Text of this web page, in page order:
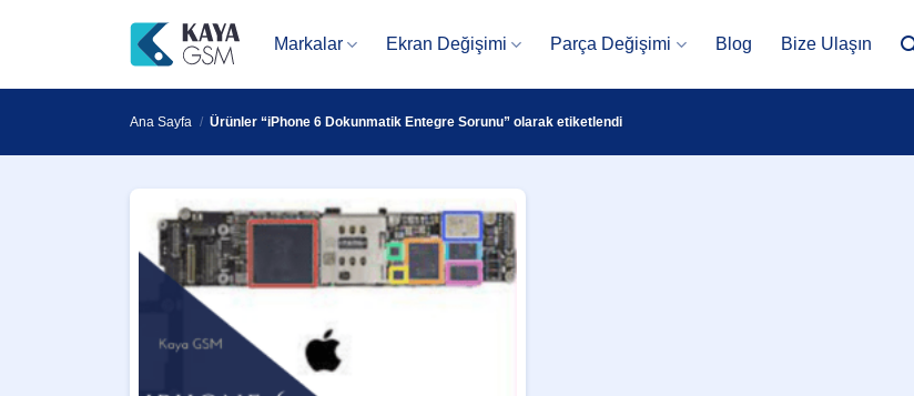
Markalar Ekran Değişimi Parça Değişimi Blog Bize Ulaşın
Ana Sayfa / Ürünler “iPhone 6 Dokunmatik Entegre Sorunu” olarak etiketlendi